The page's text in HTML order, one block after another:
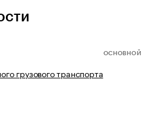
ОСНОВНОЙ
грузового транспорта